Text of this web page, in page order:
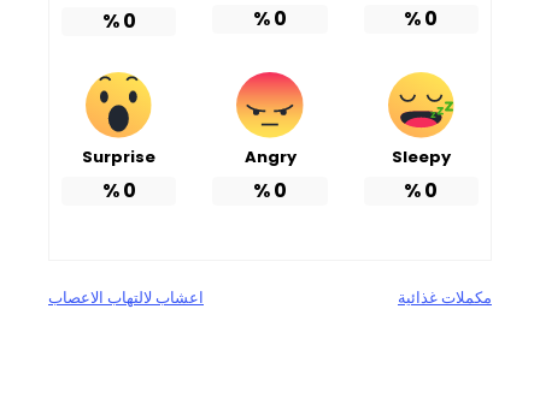
0
%
0
%
0
%
Sleepy
0
%
Angry
0
%
Surprise
0
%
مكملات غذائية اعشاب لالتهاب الاعصاب